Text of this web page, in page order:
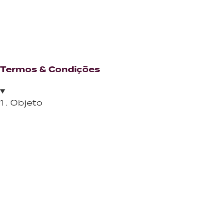
Termos & Condições
1 . Objeto